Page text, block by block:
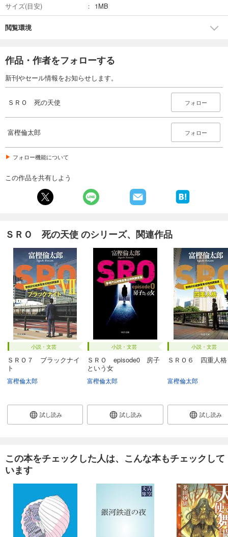
サイズ(目安)
1MB
閲覧環境
作品・作者をフォローする
新刊やセール情報をお知らせします。
ＳＲＯ 死の天使 フォロー
富樫倫太郎 フォロー
フォロー機能について
この作品を共有しよう
ＳＲＯ 死の天使 のシリーズ、関連作品
小説・文芸
ＳＲＯ７ ブラックナイ
ト
富樫倫太郎
試し読み
小説・文芸
ＳＲＯ episode0 房子
という女
富樫倫太郎
試し読み
小説・文芸
ＳＲＯ６ 四重人格
富樫倫太郎
試し読み
この本をチェックした人は、こんな本もチェックして
います